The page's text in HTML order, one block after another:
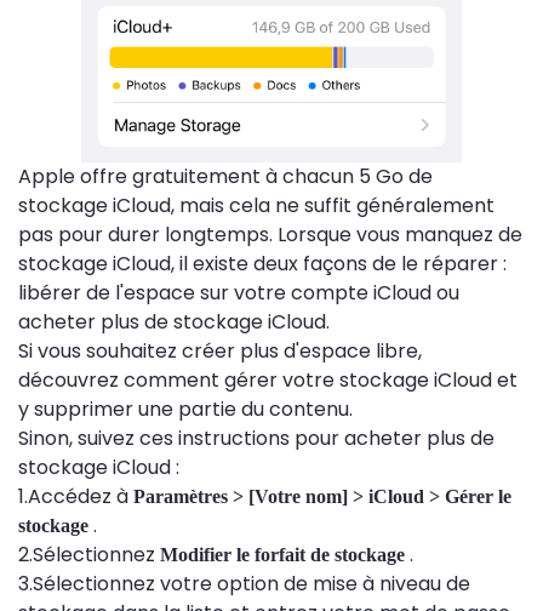
Apple offre gratuitement à chacun 5 Go de
stockage iCloud, mais cela ne suffit généralement
pas pour durer longtemps. Lorsque vous manquez de
stockage iCloud, il existe deux façons de le réparer :
libérer de l'espace sur votre compte iCloud ou
acheter plus de stockage iCloud.
Si vous souhaitez créer plus d'espace libre,
découvrez comment gérer votre stockage iCloud et
y supprimer une partie du contenu.
Sinon, suivez ces instructions pour acheter plus de
stockage iCloud :
1.Accédez à Paramètres > [Votre nom] > iCloud > Gérer le
stockage .
2.Sélectionnez Modifier le forfait de stockage .
3.Sélectionnez votre option de mise à niveau de